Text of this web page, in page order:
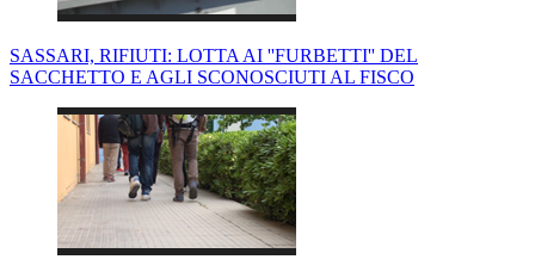
SASSARI, RIFIUTI: LOTTA AI ''FURBETTI'' DEL
SACCHETTO E AGLI SCONOSCIUTI AL FISCO